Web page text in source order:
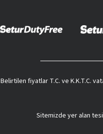
Belirtilen fiyatlar T.C. ve K.K.T.C.
Sitemizde yer alan